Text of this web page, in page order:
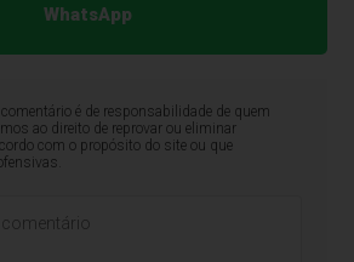
WhatsApp
é de responsabilidade de quem
ao direito de reprovar ou eliminar
com o propósito do site ou que